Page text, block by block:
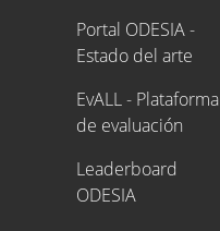
Portal ODESIA -
Estado del arte
EvALL - Plataforma
de evaluación
Leaderboard
ODESIA